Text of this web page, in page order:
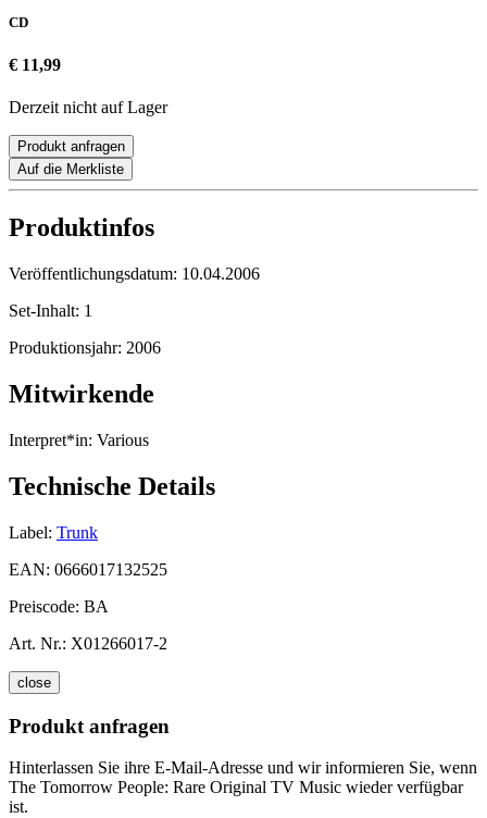
CD
€ 11,99
Derzeit nicht auf Lager
Produkt anfragen
Auf die Merkliste
Produktinfos
Veröffentlichungsdatum: 10.04.2006
Set-Inhalt: 1
Produktionsjahr: 2006
Mitwirkende
Interpret*in: Various
Technische Details
Label: Trunk
EAN: 0666017132525
Preiscode: BA
Art. Nr.: X01266017-2
close
Produkt anfragen
Hinterlassen Sie ihre E-Mail-Adresse und wir informieren Sie, wenn
The Tomorrow People: Rare Original TV Music wieder verfügbar
ist.